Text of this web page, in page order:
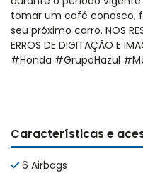
tomar um café conosco,
seu próximo carro. NOS
ERROS DE DIGITAÇÃO E
#Honda #GrupoHazul
Características e
6 Airbags